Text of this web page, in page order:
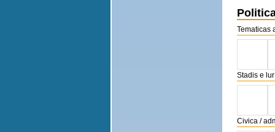
Tematicas
Stadis e
Civica /